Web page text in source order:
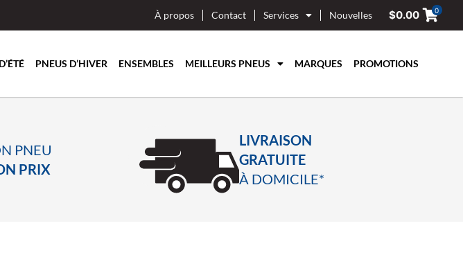
À propos Contact Services Nouvelles $0.00 0
PNEUS D’HIVER ENSEMBLES MEILLEURS PNEUS MARQUES PROMOTIONS
PNEU
PRIX
LIVRAISON
GRATUITE
À DOMICILE*